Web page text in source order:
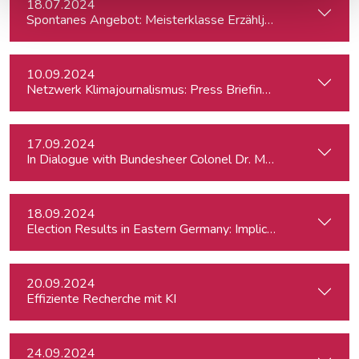
18.07.2024
Spontanes Angebot: Meisterklasse Erzähljournalismus –
10.09.2024
Netzwerk Klimajournalismus: Press Briefing zur
17.09.2024
In Dialogue with Bundesheer Colonel Dr. Markus Reisner -
18.09.2024
Election Results in Eastern Germany:
20.09.2024
Effiziente Recherche mit KI
24.09.2024